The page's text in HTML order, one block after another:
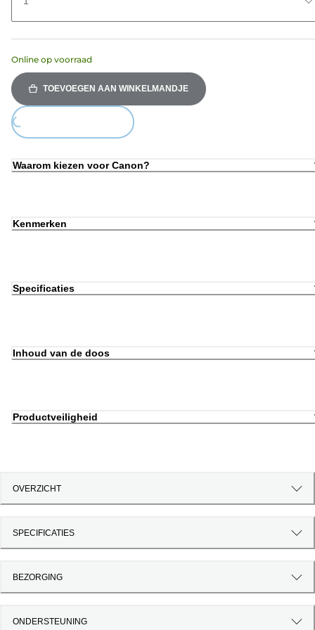
Online op voorraad
TOEVOEGEN AAN WINKELMANDJE
Waarom kiezen voor Canon?
Kenmerken
Specificaties
Inhoud van de doos
Productveiligheid
OVERZICHT
SPECIFICATIES
BEZORGING
ONDERSTEUNING